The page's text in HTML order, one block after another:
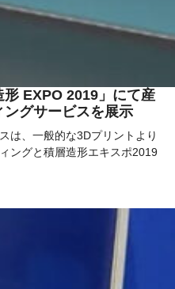
EXPO 2019」にて産
グサービスを展示
は、一般的な3Dプリントより
ングと積層造形エキスポ2019